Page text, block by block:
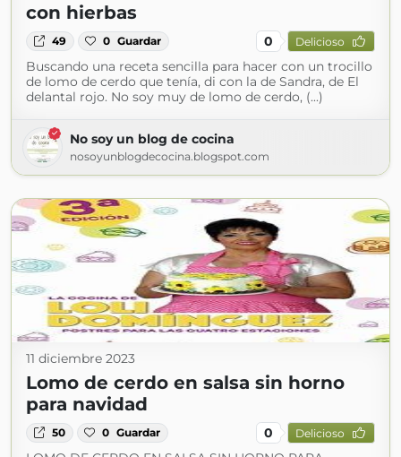
con hierbas
49 0 Guardar 0 Delicioso
Buscando una receta sencilla para hacer con un trocillo
de lomo de cerdo que tenía, di con la de Sandra, de El
delantal rojo. No soy muy de lomo de cerdo, (...)
No soy un blog de cocina
nosoyunblogdecocina.blogspot.com
11 diciembre 2023
Lomo de cerdo en salsa sin horno
para navidad
50 0 Guardar 0 Delicioso